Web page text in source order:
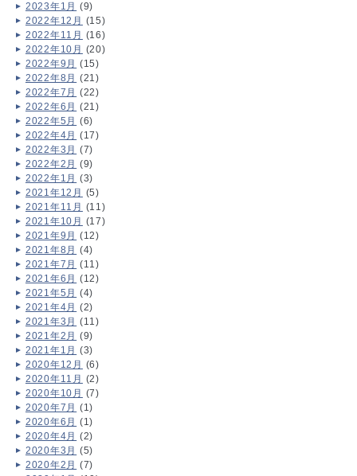
2023年1月 (9)
2022年12月 (15)
2022年11月 (16)
2022年10月 (20)
2022年9月 (15)
2022年8月 (21)
2022年7月 (22)
2022年6月 (21)
2022年5月 (6)
2022年4月 (17)
2022年3月 (7)
2022年2月 (9)
2022年1月 (3)
2021年12月 (5)
2021年11月 (11)
2021年10月 (17)
2021年9月 (12)
2021年8月 (4)
2021年7月 (11)
2021年6月 (12)
2021年5月 (4)
2021年4月 (2)
2021年3月 (11)
2021年2月 (9)
2021年1月 (3)
2020年12月 (6)
2020年11月 (2)
2020年10月 (7)
2020年7月 (1)
2020年6月 (1)
2020年4月 (2)
2020年3月 (5)
2020年2月 (7)